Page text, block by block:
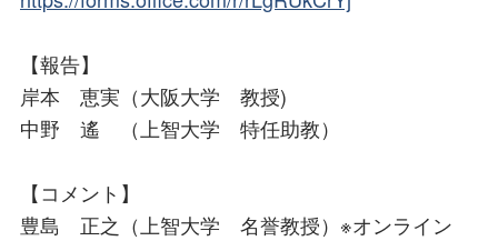
【報告】
岸本 恵実（大阪大学 教授)
中野 遙 （上智大学 特任助教）
【コメント】
豊島 正之（上智大学 名誉教授）※オンライン